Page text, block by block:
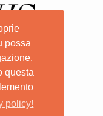
possa
questa
policy!